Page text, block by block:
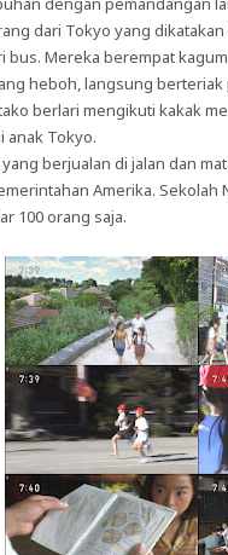
dari Tokyo yang
bus. Mereka berempat
heboh, langsung
berlari mengikuti kakak
anak Tokyo.
berjualan di jalan dan
Amerika. Sekolah
100 orang saja.